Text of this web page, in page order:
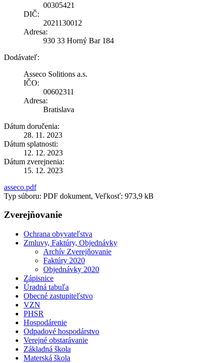
00305421
DIČ:
2021130012
Adresa:
930 33 Horný Bar 184
Dodávateľ:
Asseco Solitions a.s.
IČO:
00602311
Adresa:
Bratislava
Dátum doručenia:
28. 11. 2023
Dátum splatnosti:
12. 12. 2023
Dátum zverejnenia:
15. 12. 2023
asseco.pdf
Typ súboru: PDF dokument, Veľkosť: 973,9 kB
Zverejňovanie
Ochrana obyvateľstva
Zmluvy, Faktúry, Objednávky
Archív Zverejňovanie
Faktúry 2020
Objednávky 2020
Zápisnice
Úradná tabuľa
Obecné zastupiteľstvo
VZN
PHSR
Hospodárenie
Odpadové hospodárstvo
Verejné obstarávanie
Základná škola
Materská škola